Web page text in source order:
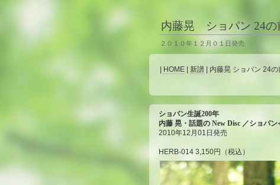
内藤晃 ショパン 24の
２０１０年１２月０１日発売
HOME| 新譜| 内藤晃 ショパン 24の
ショパン生誕200年
内藤 晃・話題の New Disc ／ショパ
2010年12月01日発売
HERB-014 3,150円（税込）